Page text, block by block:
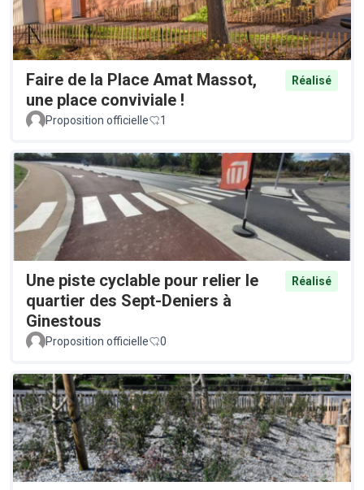
Faire de la Place Amat Massot,
une place conviviale !
Réalisé
Proposition officielle 1
Une piste cyclable pour relier le
quartier des Sept-Deniers à
Ginestous
Réalisé
Proposition officielle 0